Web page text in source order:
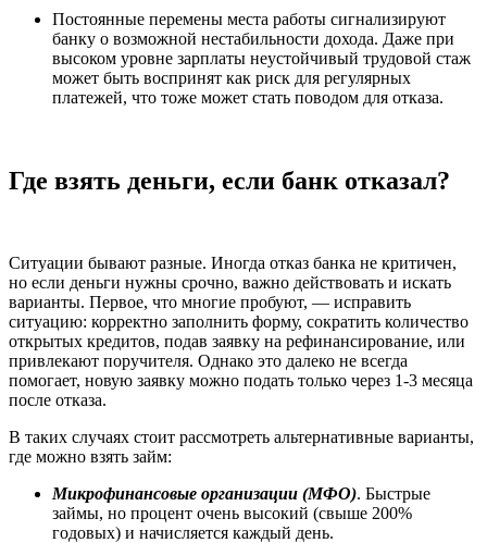
Постоянные перемены места работы сигнализируют
банку о возможной нестабильности дохода. Даже при
высоком уровне зарплаты неустойчивый трудовой стаж
может быть воспринят как риск для регулярных
платежей, что тоже может стать поводом для отказа.
Где взять деньги, если банк отказал?
Ситуации бывают разные. Иногда отказ банка не критичен,
но если деньги нужны срочно, важно действовать и искать
варианты. Первое, что многие пробуют, — исправить
ситуацию: корректно заполнить форму, сократить количество
открытых кредитов, подав заявку на рефинансирование, или
привлекают поручителя. Однако это далеко не всегда
помогает, новую заявку можно подать только через 1-3 месяца
после отказа.
В таких случаях стоит рассмотреть альтернативные варианты,
где можно взять займ:
Микрофинансовые организации (МФО). Быстрые
займы, но процент очень высокий (свыше 200%
годовых) и начисляется каждый день.